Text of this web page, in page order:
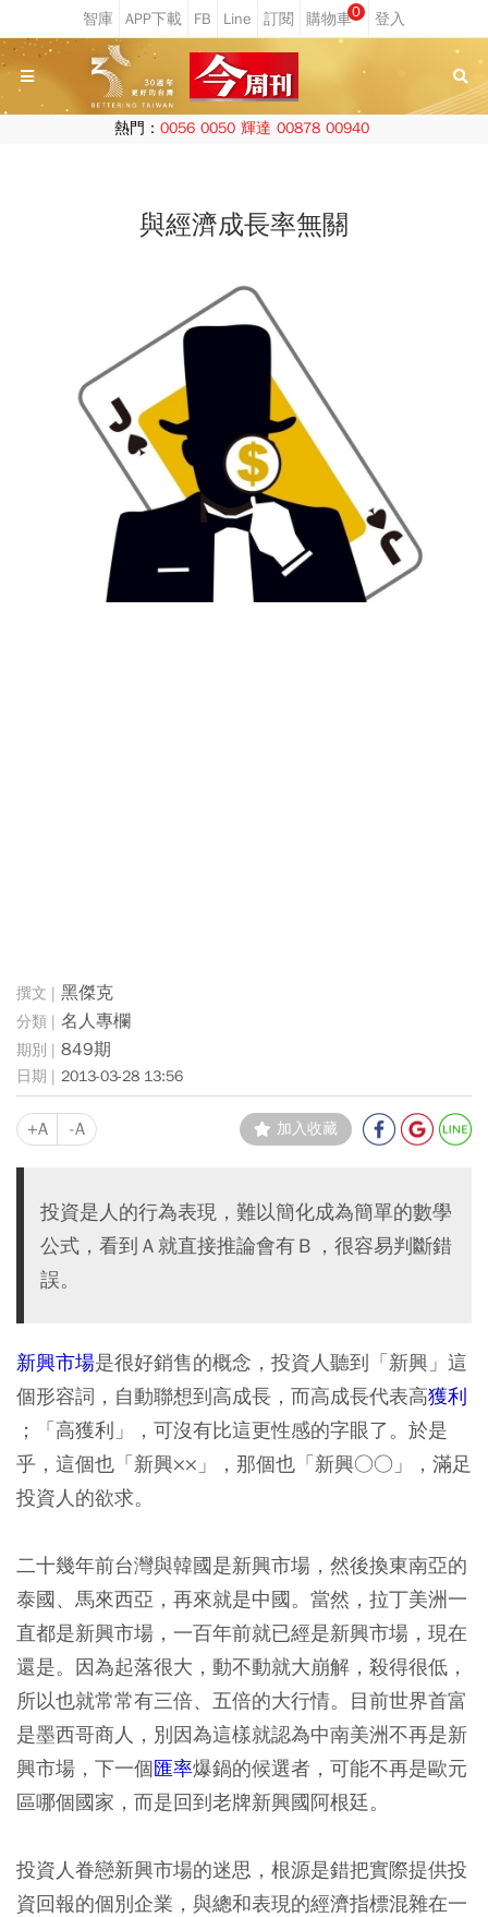
0
熱門： 0056 0050 輝達 00878 00940
與經濟成長率無關
黑傑克
名人專欄
849期
2013-03-28 13:56
+A -A 加入收藏
投資是人的行為表現，難以簡化成為簡單的數學
公式，看到Ａ就直接推論會有Ｂ，很容易判斷錯
誤。
新興市場是很好銷售的概念，投資人聽到「新興」這
個形容詞，自動聯想到高成長，而高成長代表高獲利
；「高獲利」，可沒有比這更性感的字眼了。於是
乎，這個也「新興××」，那個也「新興○○」，滿足
投資人的欲求。
二十幾年前台灣與韓國是新興市場，然後換東南亞的
泰國、馬來西亞，再來就是中國。當然，拉丁美洲一
直都是新興市場，一百年前就已經是新興市場，現在
還是。因為起落很大，動不動就大崩解，殺得很低，
所以也就常常有三倍、五倍的大行情。目前世界首富
是墨西哥商人，別因為這樣就認為中南美洲不再是新
興市場，下一個匯率爆鍋的候選者，可能不再是歐元
區哪個國家，而是回到老牌新興國阿根廷。
投資人眷戀新興市場的迷思，根源是錯把實際提供投
資回報的個別企業，與總和表現的經濟指標混雜在一